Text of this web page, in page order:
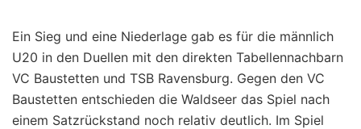
Ein Sieg und eine Niederlage gab es für die männlich
U20 in den Duellen mit den direkten Tabellennachbarn
VC Baustetten und TSB Ravensburg. Gegen den VC
Baustetten entschieden die Waldseer das Spiel nach
einem Satzrückstand noch relativ deutlich. Im Spiel